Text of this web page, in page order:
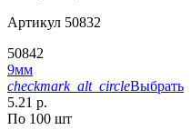
Артикул 50832
50842
9мм
checkmark_alt_circleВыбрать
5.21 р.
По 100 шт